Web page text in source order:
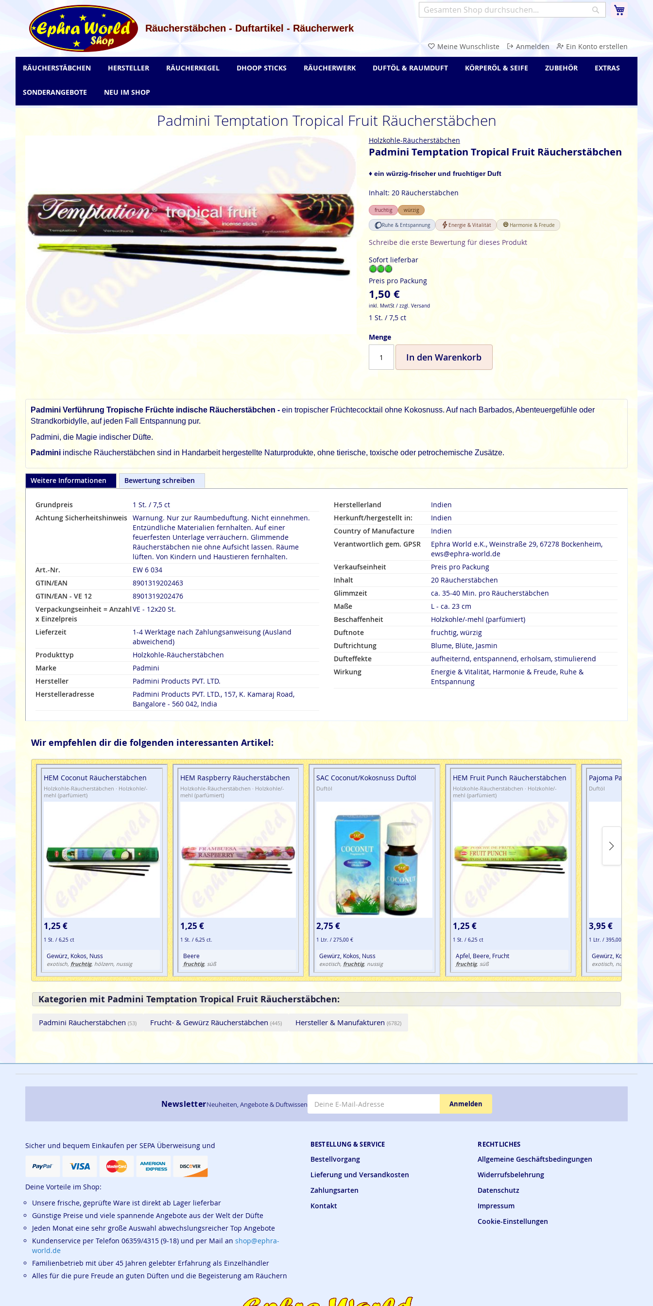
Suche
Räucherstäbchen - Duftartikel - Räucherwerk
Meine Wunschliste Anmelden Ein Konto erstellen
Inhalt
springen
Padmini Temptation Tropical Fruit Räucherstäbchen
Holzkohle-Räucherstäbchen
Padmini Temptation Tropical Fruit Räucherstäbchen
♦ ein würzig-frischer und fruchtiger Duft
Inhalt: 20 Räucherstäbchen
fruchtig würzig
Ruhe & Entspannung Energie & Vitalität Harmonie & Freude
Schreibe die erste Bewertung für dieses Produkt
Sofort lieferbar
Preis pro Packung
1,50 €
inkl. MwtSt / zzgl. Versand
1 St. / 7,5 ct
Menge
In den Warenkorb
Padmini Verführung Tropische Früchte indische Räucherstäbchen - ein tropischer Früchtecocktail ohne Kokosnuss. Auf nach Barbados, Abenteuergefühle oder
Strandkorbidylle, auf jeden Fall Entspannung pur.
Padmini, die Magie indischer Düfte.
Padmini indische Räucherstäbchen sind in Handarbeit hergestellte Naturprodukte, ohne tierische, toxische oder petrochemische Zusätze.
Weitere Informationen
Grundpreis
1 St. / 7,5 ct
Achtung Sicherheitshinweis Warnung. Nur zur Raumbeduftung. Nicht einnehmen.
Entzündliche Materialien fernhalten. Auf einer
feuerfesten Unterlage verräuchern. Glimmende
Räucherstäbchen nie ohne Aufsicht lassen. Räume
lüften. Von Kindern und Haustieren fernhalten.
Art.-Nr.
EW 6 034
GTIN/EAN
8901319202463
GTIN/EAN - VE 12
8901319202476
Verpackungseinheit = Anzahl
x Einzelpreis
VE - 12x20 St.
Lieferzeit
1-4 Werktage nach Zahlungsanweisung (Ausland
abweichend)
Produkttyp
Holzkohle-Räucherstäbchen
Marke
Padmini
Hersteller
Padmini Products PVT. LTD.
Herstelleradresse
Padmini Products PVT. LTD., 157, K. Kamaraj Road,
Bangalore - 560 042, India
Herstellerland
Indien
Herkunft/hergestellt in:
Indien
Country of Manufacture
Indien
Verantwortlich gem. GPSR
Ephra World e.K., Weinstraße 29, 67278 Bockenheim,
ews@ephra-world.de
Verkaufseinheit
Preis pro Packung
Inhalt
20 Räucherstäbchen
Glimmzeit
ca. 35-40 Min. pro Räucherstäbchen
Maße
L - ca. 23 cm
Beschaffenheit
Holzkohle/-mehl (parfümiert)
Duftnote
fruchtig, würzig
Duftrichtung
Blume, Blüte, Jasmin
Dufteffekte
aufheiternd, entspannend, erholsam, stimulierend
Wirkung
Energie & Vitalität, Harmonie & Freude, Ruhe &
Entspannung
Bewertung schreiben
Wir empfehlen dir die folgenden interessanten Artikel:
HEM Coconut Räucherstäbchen
Holzkohle-Räucherstäbchen · Holzkohle/-
mehl (parfümiert)
1,25 €
1 St. / 6,25 ct
Gewürz, Kokos, Nuss
exotisch, fruchtig, hölzern, nussig
HEM Raspberry Räucherstäbchen
Holzkohle-Räucherstäbchen · Holzkohle/-
mehl (parfümiert)
1,25 €
1 St. / 6,25 ct.
Beere
fruchtig, süß
SAC Coconut/Kokosnuss Duftöl
Duftöl
2,75 €
1 Ltr. / 275,00 €
Gewürz, Kokos, Nuss
exotisch, fruchtig, nussig
HEM Fruit Punch Räucherstäbchen
Holzkohle-Räucherstäbchen · Holzkohle/-
mehl (parfümiert)
1,25 €
1 St. / 6,25 ct
Apfel, Beere, Frucht
fruchtig, süß
Pajoma Parfümöl
Duftöl
3,95 €
1 Ltr. / 395,00 €
Gewürz, Kokos, Nuss,
exotisch, nussig, süß,
Kategorien mit Padmini Temptation Tropical Fruit Räucherstäbchen:
Padmini Räucherstäbchen (53) Frucht- & Gewürz Räucherstäbchen (445) Hersteller & Manufakturen (6782)
RÄUCHERSTÄBCHEN HERSTELLER RÄUCHERKEGEL DHOOP STICKS RÄUCHERWERK DUFTÖL & RAUMDUFT KÖRPERÖL & SEIFE ZUBEHÖR EXTRAS
SONDERANGEBOTE NEU IM SHOP
BESTELLUNG & SERVICE
Bestellvorgang
Lieferung und Versandkosten
Zahlungsarten
Kontakt
RECHTLICHES
Allgemeine Geschäftsbedingungen
Widerrufsbelehrung
Datenschutz
Impressum
Cookie-Einstellungen
NewsletterNeuheiten, Angebote & Duftwissen Anmelden
Sicher und bequem Einkaufen per SEPA Überweisung und
Deine Vorteile im Shop:
Unsere frische, geprüfte Ware ist direkt ab Lager lieferbar
Günstige Preise und viele spannende Angebote aus der Welt der Düfte
Jeden Monat eine sehr große Auswahl abwechslungsreicher Top Angebote
Kundenservice per Telefon 06359/4315 (9-18) und per Mail an shop@ephra-
world.de
Familienbetrieb mit über 45 Jahren gelebter Erfahrung als Einzelhändler
Alles für die pure Freude an guten Düften und die Begeisterung am Räuchern